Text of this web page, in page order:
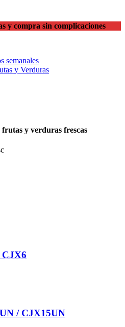
y compra sin complicaciones
semanales
y Verduras
frutas y verduras frescas
/ CJX15UN